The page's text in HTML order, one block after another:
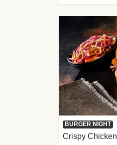
BURGER NIGHT
Crispy